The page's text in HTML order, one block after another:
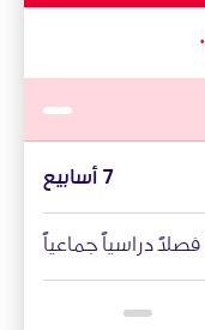
7 أسابيع